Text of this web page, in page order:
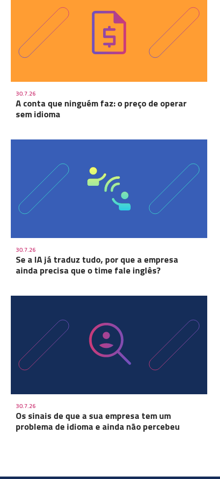
30.7.26
A conta que ninguém faz: o preço de operar
sem idioma
30.7.26
Se a IA já traduz tudo, por que a empresa
ainda precisa que o time fale inglês?
30.7.26
Os sinais de que a sua empresa tem um
problema de idioma e ainda não percebeu